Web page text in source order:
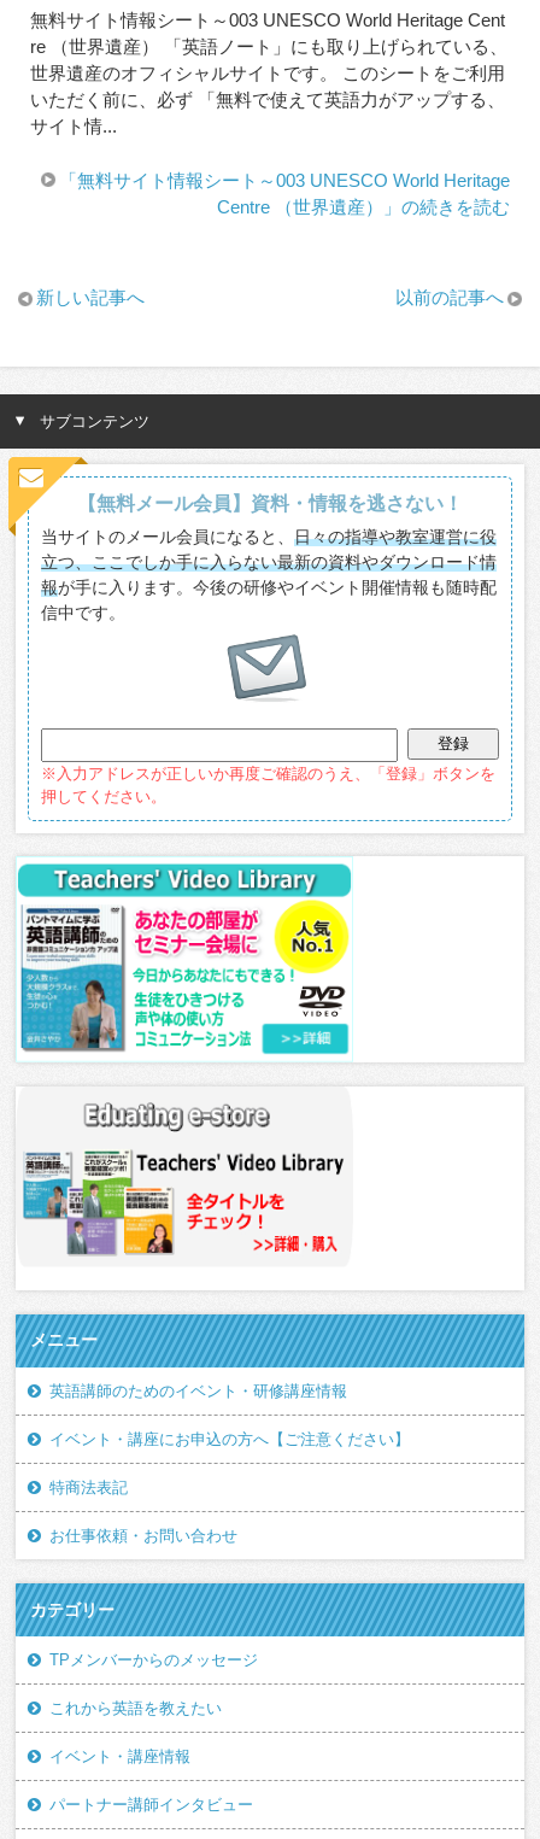
無料サイト情報シート～003 UNESCO World Heritage Cent
re （世界遺産） 「英語ノート」にも取り上げられている、
世界遺産のオフィシャルサイトです。 このシートをご利用
いただく前に、必ず 「無料で使えて英語力がアップする、
サイト情...
「無料サイト情報シート～003 UNESCO World Heritage
Centre （世界遺産）」の続きを読む
以前の記事へ
新しい記事へ
サブコンテンツ
【無料メール会員】資料・情報を逃さない！
当サイトのメール会員になると、日々の指導や教室運営に役
立つ、ここでしか手に入らない最新の資料やダウンロード情
報が手に入ります。今後の研修やイベント開催情報も随時配
信中です。
※入力アドレスが正しいか再度ご確認のうえ、「登録」ボタンを
押してください。
メニュー
英語講師のためのイベント・研修講座情報
イベント・講座にお申込の方へ【ご注意ください】
特商法表記
お仕事依頼・お問い合わせ
カテゴリー
TPメンバーからのメッセージ
これから英語を教えたい
イベント・講座情報
パートナー講師インタビュー